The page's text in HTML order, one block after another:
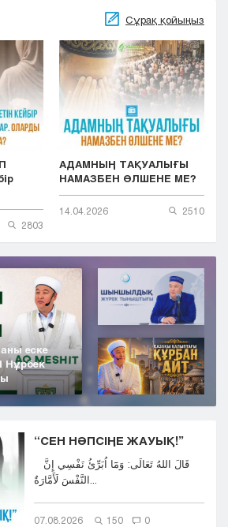
Сұрақ қойыңыз
2803
АДАМНЫҢ ТАҚУАЛЫҒЫ
НАМАЗБЕН ӨЛШЕНЕ МЕ?
14.04.2026 2510
еске
Нұрбек
“СЕН НӘПСІҢЕ ЖАУЫҚ!”
07.08.2026 150 0